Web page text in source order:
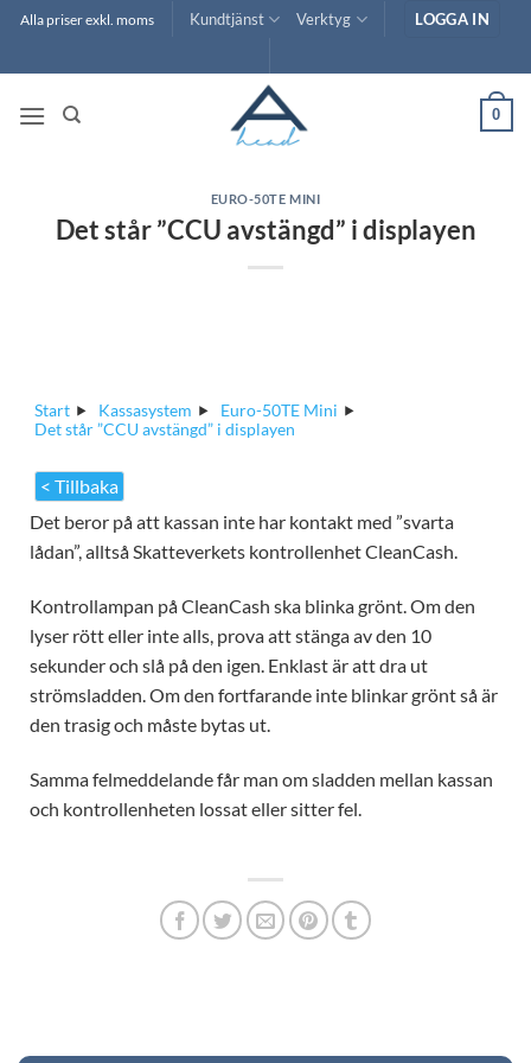
Skip
content
Alla priser exkl. moms Kundtjänst Verktyg LOGGA IN
0
EURO-50TE MINI
Det står ”CCU avstängd” i displayen
Start Kassasystem
Euro-50TE Mini
Det står ”CCU avstängd” i displayen
< Tillbaka
Det beror på att kassan inte har kontakt med ”svarta
lådan”, alltså Skatteverkets kontrollenhet CleanCash.
Kontrollampan på CleanCash ska blinka grönt. Om den
lyser rött eller inte alls, prova att stänga av den 10
sekunder och slå på den igen. Enklast är att dra ut
strömsladden. Om den fortfarande inte blinkar grönt så är
den trasig och måste bytas ut.
Samma felmeddelande får man om sladden mellan kassan
och kontrollenheten lossat eller sitter fel.